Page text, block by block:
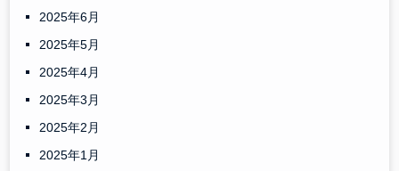
2025年6月
2025年5月
2025年4月
2025年3月
2025年2月
2025年1月